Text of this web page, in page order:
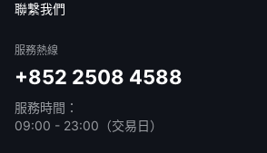
聯繫我們
服務熱線
+852 2508 4588
服務時間：
09:00 - 23:00（交易日）